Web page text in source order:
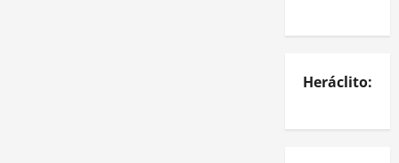
Heráclito: